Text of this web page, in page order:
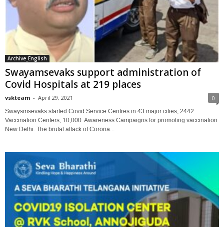
Archive_English
Swayamsevaks support administration of
Covid Hospitals at 219 places
vskteam - April 29, 2021 0
Swaysmsevaks started Covid Service Centres in 43 major cities, 2442
Vaccination Centers, 10,000 Awareness Campaigns for promoting vaccination
New Delhi. The brutal attack of Corona...